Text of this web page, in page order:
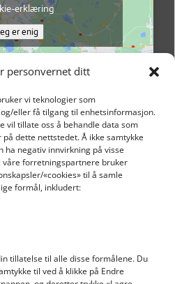
personvernet ditt
vi teknologier som
eller få tilgang til enhetsinformasjon.
vil tillate oss å behandle data som
dette nettstedet. Å ikke samtykke
ha negativ innvirkning på visse
våre forretningspartnere bruker
«cookies» til å samle
formål, inkludert:
tillatelse til alle disse formålene. Du
til ved å klikke på Endre
erklæring
er enig